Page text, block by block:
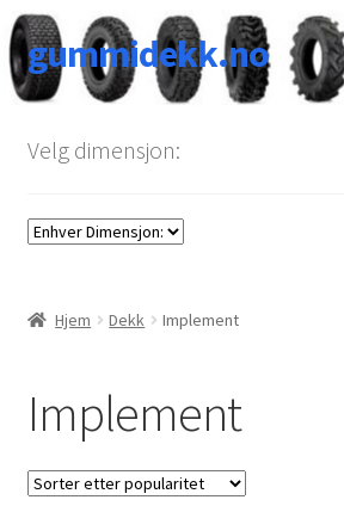
Hopp
til
navigasjon
Hopp
til
innhold
gummidekk.no
Velg dimensjon:
Hjem Dekk Implement
Implement